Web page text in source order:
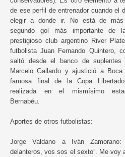
de ese perfil de entrenador cuando el
elegir a donde ir. No está de
segundo gol más importante de
prestigioso club argentino River
futbolista Juan Fernando Quintero,
saltó desde el banco de suplentes
Marcelo Gallardo y ajustició a
famosa final de la Copa
realizada en el mismísimo
Bernabéu.
Aportes de otros futbolistas:
Jorge Valdano a Iván
delanteros, vos sos el sexto”. Me voy